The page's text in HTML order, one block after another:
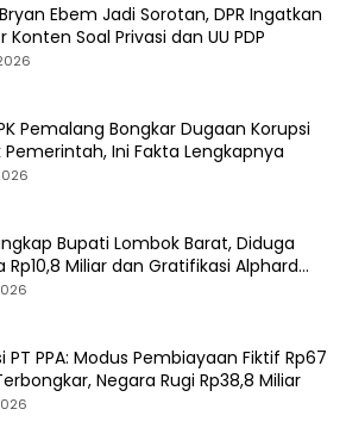
Ebem Jadi Sorotan, DPR Ingatkan
Konten Soal Privasi dan UU PDP
Pemalang Bongkar Dugaan Korupsi
Pemerintah, Ini Fakta Lengkapnya
Bupati Lombok Barat, Diduga
Rp10,8 Miliar dan Gratifikasi Alphard
17 Pro
PT PPA: Modus Pembiayaan Fiktif Rp67
Negara Rugi Rp38,8 Miliar